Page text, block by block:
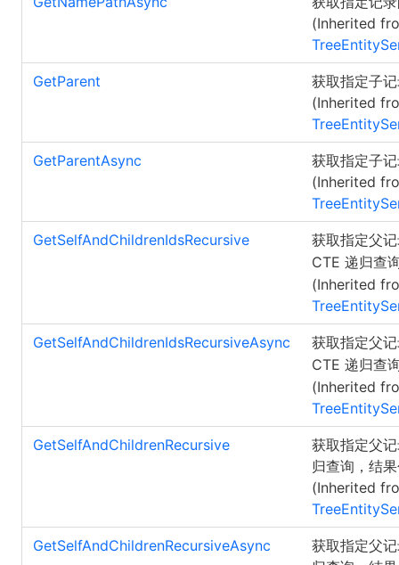
(Inherited
GetParent
获取指定子
(Inherited
GetParentAsync
获取指定子
(Inherited
GetSelfAndChildrenIdsRecursive
获取指定父
CTE 递归查
(Inherited
GetSelfAndChildrenIdsRecursiveAsync
获取指定父
CTE 递归查
(Inherited
GetSelfAndChildrenRecursive
获取指定父
归查询，结
(Inherited
GetSelfAndChildrenRecursiveAsync
获取指定父